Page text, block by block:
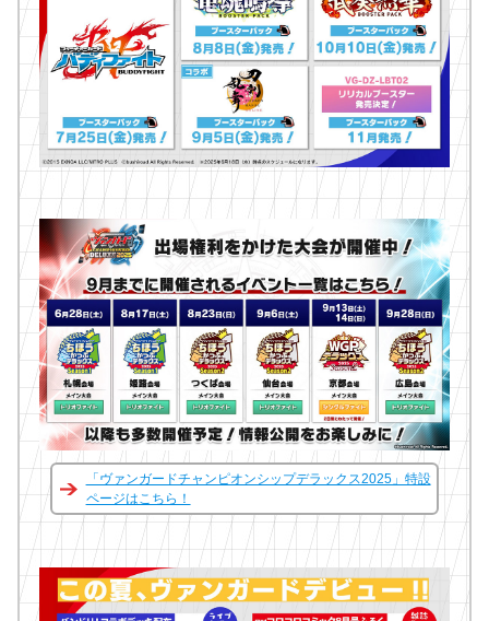
「ヴァンガードチャンピオンシップデラックス2025」特設
ページはこちら！